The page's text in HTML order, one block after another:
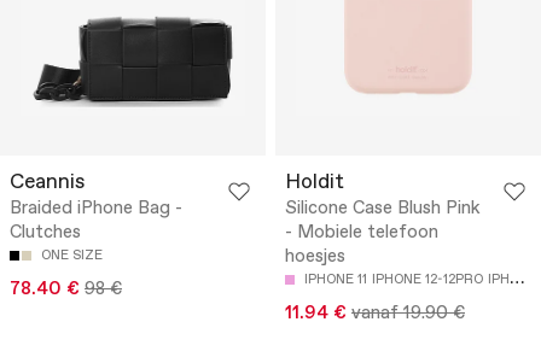
Ceannis
Braided iPhone Bag -
Clutches
ONE SIZE
78.40 € 98 €
Holdit
Silicone Case Blush Pink
- Mobiele telefoon
hoesjes
IPHONE 11 IPHONE 12-12PRO IPHONE 14
11.94 € vanaf 19.90 €